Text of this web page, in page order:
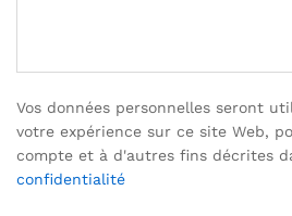
Vos données personnelles seront
votre expérience sur ce site Web,
compte et à d'autres fins décrites
confidentialité